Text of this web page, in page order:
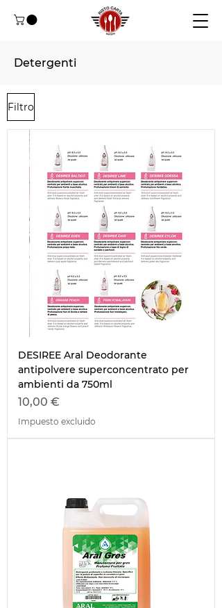
Detergenti
Filtro
DESIREE Aral Deodorante
antipolvere superconcentrato per
ambienti da 750ml
Precio
10,00 €
Impuesto excluido